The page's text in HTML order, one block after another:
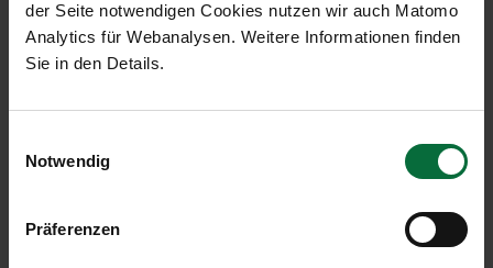
der Seite notwendigen Cookies nutzen wir auch Matomo
Analytics für Webanalysen. Weitere Informationen finden
Sie in den Details.
Notwendig
Präferenzen
nachstehenden Tabelle.
Verkehrsentwicklung Oktober 2023